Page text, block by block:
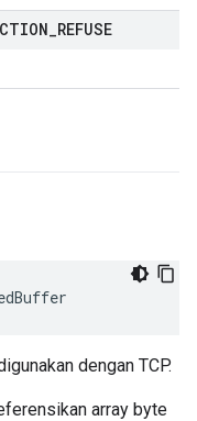
REFUSE
dengan TCP.
array byte